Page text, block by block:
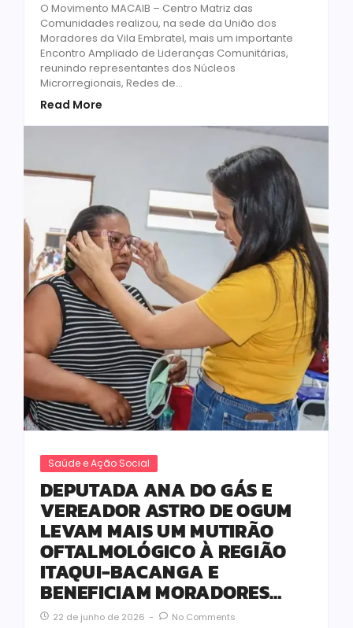
O Movimento MACAIB – Centro Matriz das
Comunidades realizou, na sede da União dos
Moradores da Vila Embratel, mais um importante
Encontro Ampliado de Lideranças Comunitárias,
reunindo representantes dos Núcleos
Microrregionais, Redes de...
Read More
Saúde e Ação Social
DEPUTADA ANA DO GÁS E
VEREADOR ASTRO DE OGUM
LEVAM MAIS UM MUTIRÃO
OFTALMOLÓGICO À REGIÃO
ITAQUI-BACANGA E
BENEFICIAM MORADORES…
22 de junho de 2026 - No Comments